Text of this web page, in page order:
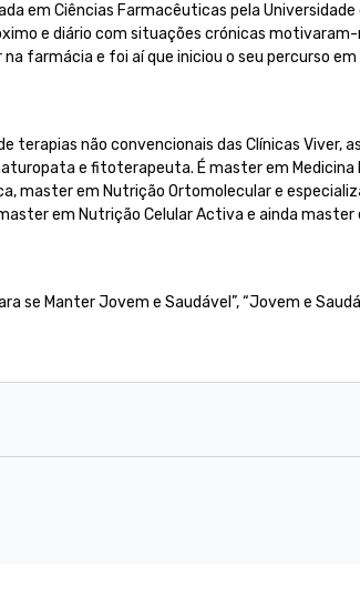
em Ciências Farmacêuticas pela
e diário com situações crónicas
farmácia e foi aí que iniciou o seu percurso
terapias não convencionais das Clínicas Viver,
e fitoterapeuta. É master em Medicina
master em Nutrição Ortomolecular e
em Nutrição Celular Activa e ainda
se Manter Jovem e Saudável”, “Jovem e